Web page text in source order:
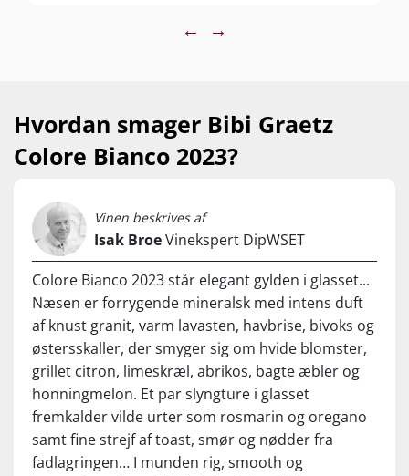
passionfruit and passionflower. So juicy. So
rich, but ethereal in its freshness. A more
diffuse (and hence integrated) acidity than
← →
Hvordan smager Bibi Graetz
Colore Bianco 2023?
Vinen beskrives af
Isak BroeVinekspert DipWSET
Colore Bianco 2023 står elegant gylden i glasset...
Næsen er forrygende mineralsk med intens duft
af knust granit, varm lavasten, havbrise, bivoks og
østersskaller, der smyger sig om hvide blomster,
grillet citron, limeskræl, abrikos, bagte æbler og
honningmelon. Et par slyngture i glasset
fremkalder vilde urter som rosmarin og oregano
samt fine strejf af toast, smør og nødder fra
fadlagringen… I munden rig, smooth og